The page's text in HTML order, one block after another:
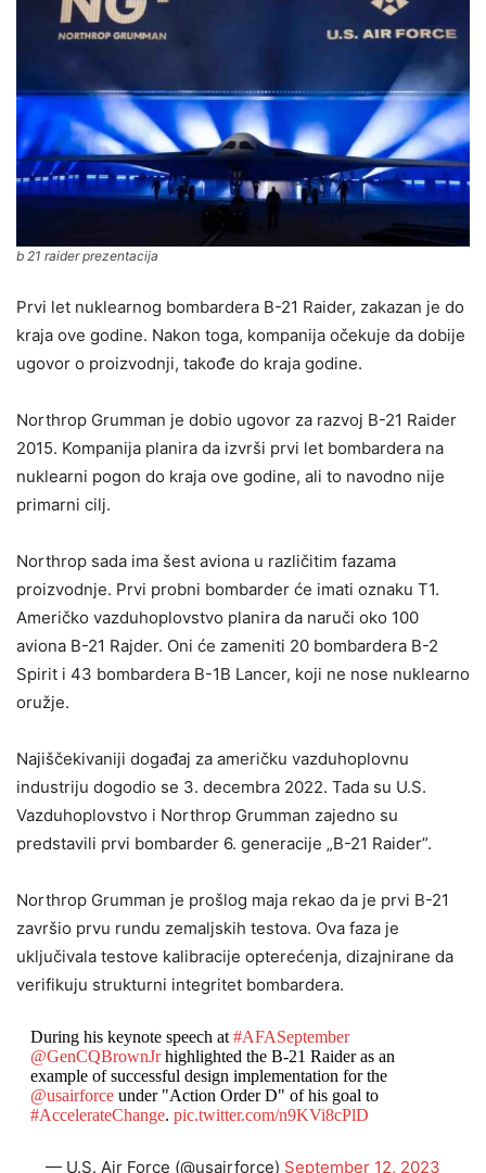
b 21 raider prezentacija
Prvi let nuklearnog bombardera B-21 Raider, zakazan je do
kraja ove godine. Nakon toga, kompanija očekuje da dobije
ugovor o proizvodnji, takođe do kraja godine.
Northrop Grumman je dobio ugovor za razvoj B-21 Raider
2015. Kompanija planira da izvrši prvi let bombardera na
nuklearni pogon do kraja ove godine, ali to navodno nije
primarni cilj.
Northrop sada ima šest aviona u različitim fazama
proizvodnje. Prvi probni bombarder će imati oznaku T1.
Američko vazduhoplovstvo planira da naruči oko 100
aviona B-21 Rajder. Oni će zameniti 20 bombardera B-2
Spirit i 43 bombardera B-1B Lancer, koji ne nose nuklearno
oružje.
Najiščekivaniji događaj za američku vazduhoplovnu
industriju dogodio se 3. decembra 2022. Tada su U.S.
Vazduhoplovstvo i Northrop Grumman zajedno su
predstavili prvi bombarder 6. generacije „B-21 Raider”.
Northrop Grumman je prošlog maja rekao da je prvi B-21
završio prvu rundu zemaljskih testova. Ova faza je
uključivala testove kalibracije opterećenja, dizajnirane da
verifikuju strukturni integritet bombardera.
During his keynote speech at #AFASeptember
@GenCQBrownJrhighlighted the B-21 Raider as an
example of successful design implementation for the
@usairforceunder "Action Order D" of his goal to
#AccelerateChange. pic.twitter.com/n9KVi8cPlD
— U.S. Air Force (@usairforce) September 12, 2023